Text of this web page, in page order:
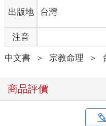
出版地 台灣
注音
中文書 ＞ 宗教命理 ＞
商品評價